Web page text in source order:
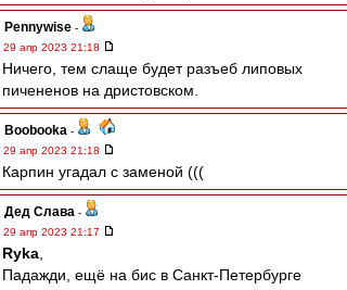
Pennywise -
29 апр 2023 21:18
Ничего, тем слаще будет разъеб липовых
пичененов на дристовском.
Boobooka -
29 апр 2023 21:18
Карпин угадал с заменой (((
Дед Слава -
29 апр 2023 21:17
Ryka
Падажди, ещё на бис в Санкт-Петербурге